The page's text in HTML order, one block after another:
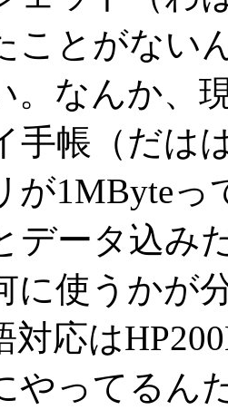
ことがない
。なんか、
手帳（だは
1MByteっ
データ込み
に使うかが
応は
やってるん